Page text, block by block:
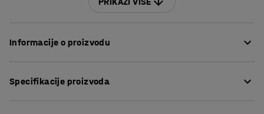
Informacije o proizvodu
uz malu težinu. Sa širokim rasponom dodataka, lako je
Specifikacije proizvoda